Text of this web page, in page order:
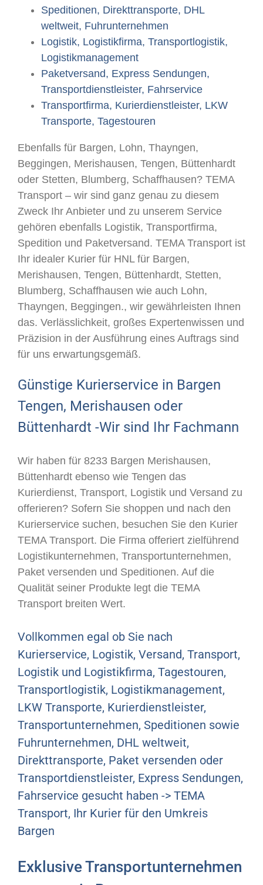
Speditionen, Direkttransporte, DHL
weltweit, Fuhrunternehmen
Logistik, Logistikfirma, Transportlogistik,
Logistikmanagement
Paketversand, Express Sendungen,
Transportdienstleister, Fahrservice
Transportfirma, Kurierdienstleister, LKW
Transporte, Tagestouren
Ebenfalls für Bargen, Lohn, Thayngen,
Beggingen, Merishausen, Tengen, Büttenhardt
oder Stetten, Blumberg, Schaffhausen? TEMA
Transport – wir sind ganz genau zu diesem
Zweck Ihr Anbieter und zu unserem Service
gehören ebenfalls Logistik, Transportfirma,
Spedition und Paketversand. TEMA Transport ist
Ihr idealer Kurier für HNL für Bargen,
Merishausen, Tengen, Büttenhardt, Stetten,
Blumberg, Schaffhausen wie auch Lohn,
Thayngen, Beggingen., wir gewährleisten Ihnen
das. Verlässlichkeit, großes Expertenwissen und
Präzision in der Ausführung eines Auftrags sind
für uns erwartungsgemäß.
Günstige Kurierservice in Bargen
Tengen, Merishausen oder
Büttenhardt -Wir sind Ihr Fachmann
Wir haben für 8233 Bargen Merishausen,
Büttenhardt ebenso wie Tengen das
Kurierdienst, Transport, Logistik und Versand zu
offerieren? Sofern Sie shoppen und nach den
Kurierservice suchen, besuchen Sie den Kurier
TEMA Transport. Die Firma offeriert zielführend
Logistikunternehmen, Transportunternehmen,
Paket versenden und Speditionen. Auf die
Qualität seiner Produkte legt die TEMA
Transport breiten Wert.
Vollkommen egal ob Sie nach
Kurierservice, Logistik, Versand, Transport,
Logistik und Logistikfirma, Tagestouren,
Transportlogistik, Logistikmanagement,
LKW Transporte, Kurierdienstleister,
Transportunternehmen, Speditionen sowie
Fuhrunternehmen, DHL weltweit,
Direkttransporte, Paket versenden oder
Transportdienstleister, Express Sendungen,
Fahrservice gesucht haben -> TEMA
Transport, Ihr Kurier für den Umkreis
Bargen
Exklusive Transportunternehmen